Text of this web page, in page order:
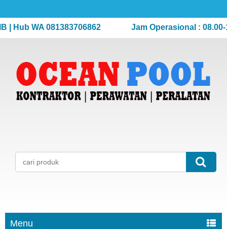
WA 081383706862 Jam Operasional : 08.00-
Menu